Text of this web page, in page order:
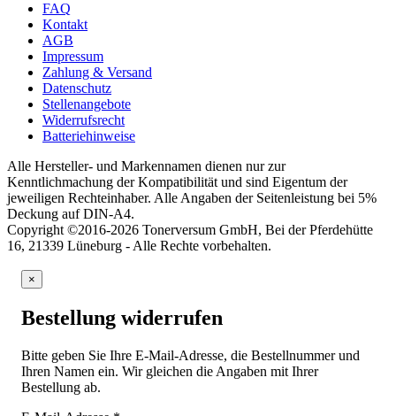
FAQ
Kontakt
AGB
Impressum
Zahlung & Versand
Datenschutz
Stellenangebote
Widerrufsrecht
Batteriehinweise
Alle Hersteller- und Markennamen dienen nur zur
Kenntlichmachung der Kompatibilität und sind Eigentum der
jeweiligen Rechteinhaber. Alle Angaben der Seitenleistung bei 5%
Deckung auf DIN-A4.
Copyright ©2016-2026 Tonerversum GmbH, Bei der Pferdehütte
16, 21339 Lüneburg - Alle Rechte vorbehalten.
×
Bestellung widerrufen
Bitte geben Sie Ihre E-Mail-Adresse, die Bestellnummer und
Ihren Namen ein. Wir gleichen die Angaben mit Ihrer
Bestellung ab.